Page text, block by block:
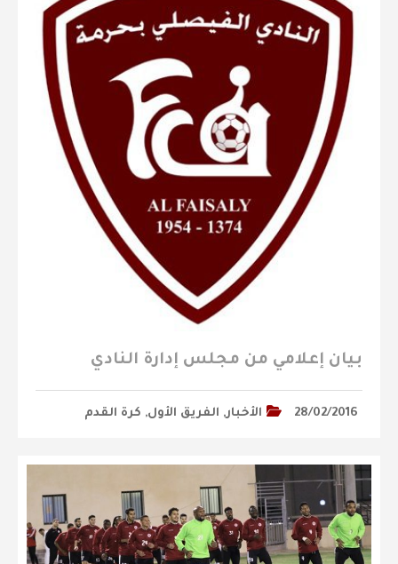
بيان إعلامي من مجلس إدارة النادي
28/02/2016 الأخبار, الفريق الأول, كرة القدم